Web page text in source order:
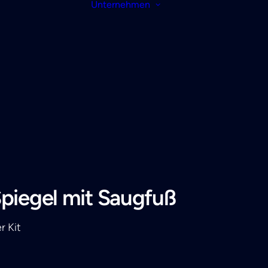
Unternehmen
mit Saugfuß
Kit